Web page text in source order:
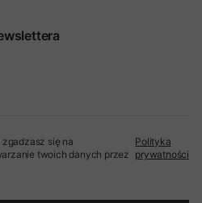
się na
twoich danych przez
Polityka
prywatności